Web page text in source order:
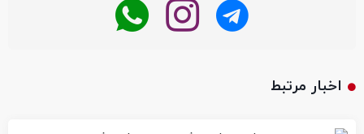
اخبار مرتبط